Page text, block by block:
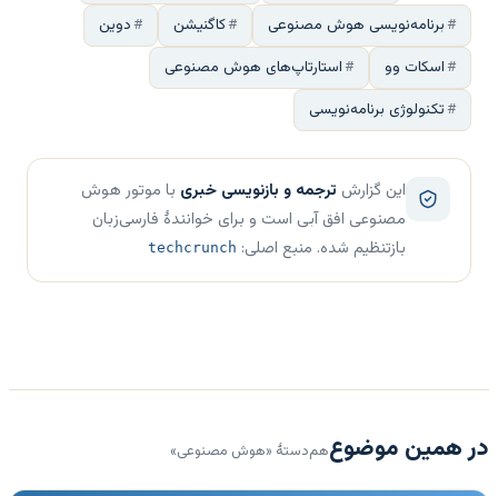
برنامه‌نویسی هوش مصنوعی
کاگنیشن
دوین
اسکات وو
استارتاپ‌های هوش مصنوعی
تکنولوژی برنامه‌نویسی
این گزارش ترجمه و بازنویسی خبری با موتور هوش
مصنوعی افق آبی است و برای خوانندهٔ فارسی‌زبان
بازتنظیم شده. منبع اصلی: techcrunch
در همین موضوعهم‌دستهٔ «هوش مصنوعی»